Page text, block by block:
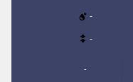
-
-
-